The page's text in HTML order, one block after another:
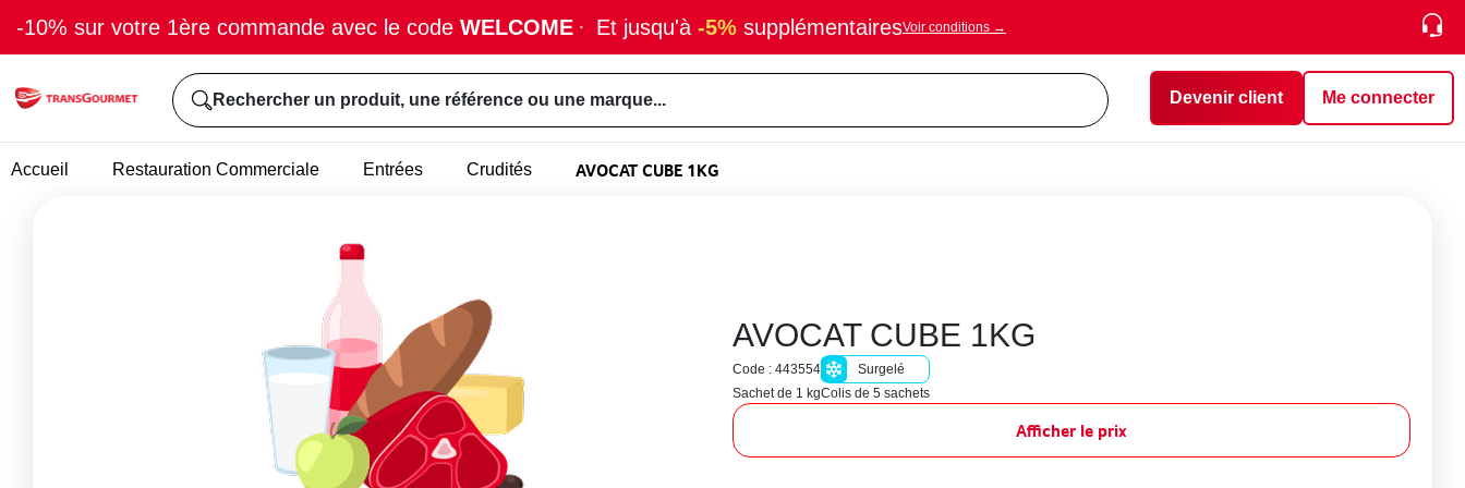
-10% sur votre 1ère commande avec le code WELCOME · Et jusqu'à -5% supplémentairesVoir conditions →
Rechercher un produit, une référence ou une marque... Devenir client Me connecter
Accueil Restauration Commerciale Entrées Crudités AVOCAT CUBE 1KG
AVOCAT CUBE 1KG
Code : 443554
Surgelé
Sachet de 1 kgColis de 5 sachets
Afficher le prix